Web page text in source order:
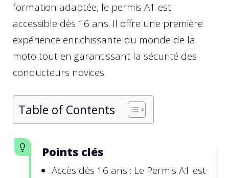
formation adaptée, le permis A1 est
accessible dès 16 ans. Il offre une première
expérience enrichissante du monde de la
moto tout en garantissant la sécurité des
conducteurs novices.
Table of Contents
Points clés
Accès dès 16 ans : Le Permis A1 est